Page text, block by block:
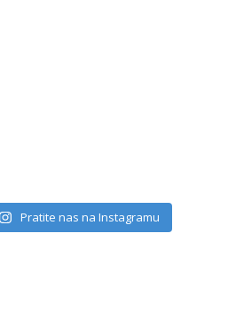
Pratite nas na Instagramu